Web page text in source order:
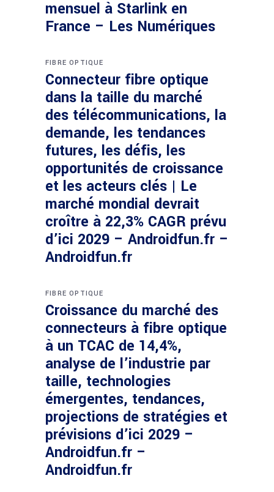
mensuel à Starlink en
France – Les Numériques
FIBRE OPTIQUE
Connecteur fibre optique
dans la taille du marché
des télécommunications, la
demande, les tendances
futures, les défis, les
opportunités de croissance
et les acteurs clés | Le
marché mondial devrait
croître à 22,3% CAGR prévu
d’ici 2029 – Androidfun.fr –
Androidfun.fr
FIBRE OPTIQUE
Croissance du marché des
connecteurs à fibre optique
à un TCAC de 14,4%,
analyse de l’industrie par
taille, technologies
émergentes, tendances,
projections de stratégies et
prévisions d’ici 2029 –
Androidfun.fr –
Androidfun.fr